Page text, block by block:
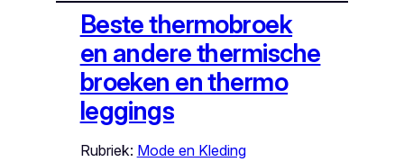
Beste thermobroek
en andere thermische
broeken en thermo
leggings
Rubriek: Mode en Kleding